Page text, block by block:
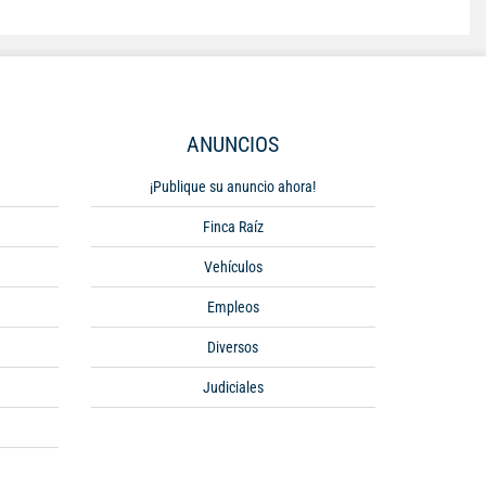
ANUNCIOS
¡Publique su anuncio ahora!
Finca Raíz
Vehículos
Empleos
Diversos
Judiciales